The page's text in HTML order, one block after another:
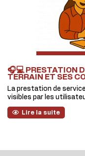
🎧💻 PRESTATION
TERRAIN ET SES
La prestation de
visibles par les
Lire la suite